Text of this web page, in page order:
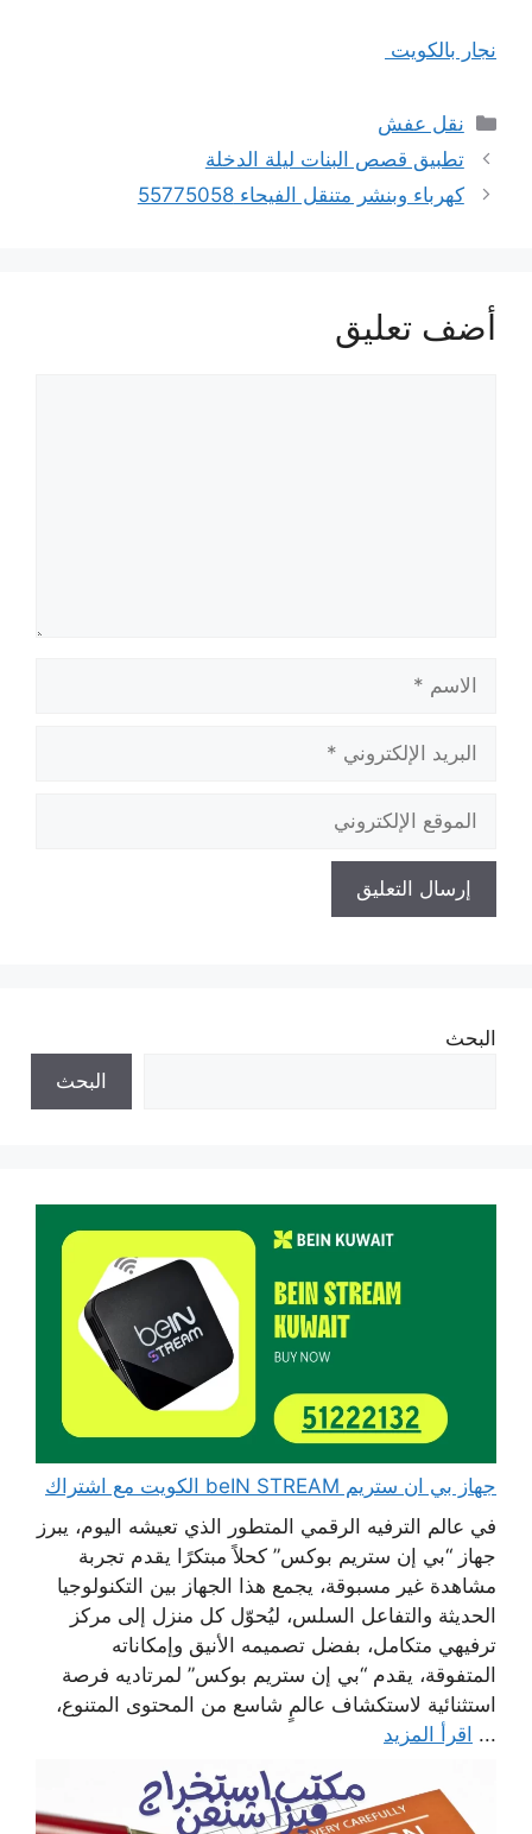
نجار بالكويت
التصنيفات
نقل عفش
تطبيق قصص البنات ليلة الدخلة
كهرباء وبنشر متنقل الفيحاء 55775058
أضف تعليق
الإلكتروني
الإلكتروني
البحث
البحث
جهاز بي ان ستريم beIN STREAM الكويت مع اشتراك
في عالم الترفيه الرقمي المتطور الذي تعيشه اليوم، يبرز
جهاز “بي إن ستريم بوكس” كحلاً مبتكرًا يقدم تجربة
مشاهدة غير مسبوقة، يجمع هذا الجهاز بين التكنولوجيا
الحديثة والتفاعل السلس، ليُحوّل كل منزل إلى مركز
ترفيهي متكامل، بفضل تصميمه الأنيق وإمكاناته
المتفوقة، يقدم “بي إن ستريم بوكس” لمرتاديه فرصة
استثنائية لاستكشاف عالمٍ شاسع من المحتوى المتنوع،
... اقرأ المزيد